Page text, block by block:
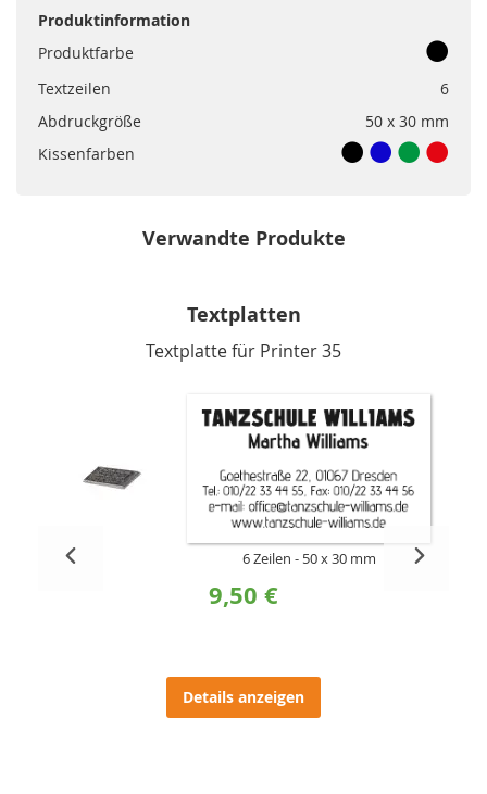
Produktinformation
Produktfarbe
Textzeilen
6
Abdruckgröße
50 x 30 mm
Kissenfarben
Verwandte Produkte
Textplatten
Textplatte für Printer 35
6 Zeilen 50 x 30 mm
9,50 €
Details anzeigen